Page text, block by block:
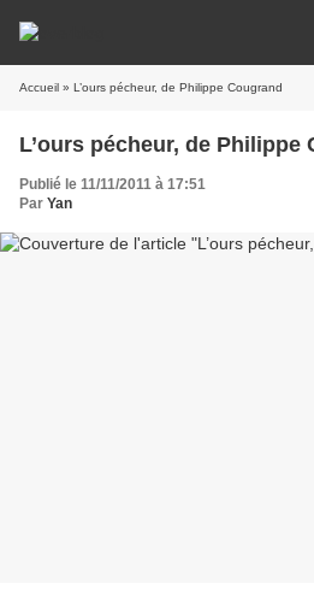
Accueil » L’ours pécheur, de Philippe Cougrand
L’ours pécheur, de Philippe
Publié le 11/11/2011 à 17:51
Par Yan